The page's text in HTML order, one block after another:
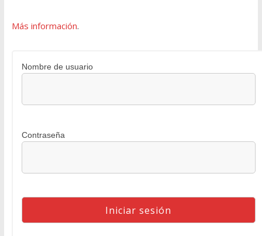
Más información.
Nombre de usuario
Contraseña